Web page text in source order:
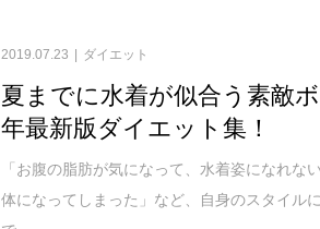
2019.07.23 ダイエット
夏までに水着が似合う素敵
年最新版ダイエット集！
「お腹の脂肪が気になって、水着姿になれな
体になってしまった」など、自身のスタイル